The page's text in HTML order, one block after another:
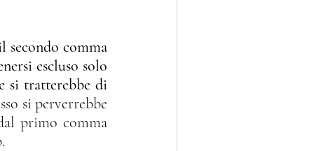
secondo comma
escluso solo
si tratterebbe di
si perverrebbe
primo comma